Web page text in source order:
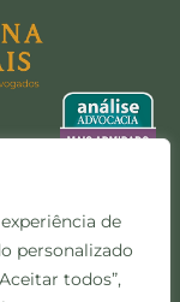
de
personalizado
todos”,
desenvolvido pela
Otimize Comunicação